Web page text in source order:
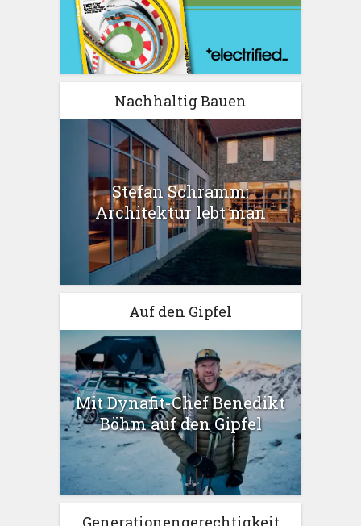
Nachhaltig Bauen
Stefan Schramm:
Architektur lebt man
Auf den Gipfel
Mit Dynafit-Chef Benedikt
Böhm auf den Gipfel
Generationengerechtigkeit